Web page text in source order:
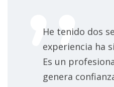
He tenido dos
experiencia ha
Es un
genera